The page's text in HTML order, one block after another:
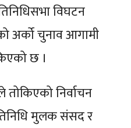
विघटन
अर्को चुनाव आगामी
छ ।
तोकिएको निर्वाचन
मुलक संसद र